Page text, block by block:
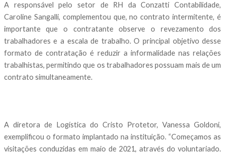
A responsável pelo setor de RH da Conzatti Contabilidade,
Caroline Sangalli, complementou que, no contrato intermitente, é
importante que o contratante observe o revezamento dos
trabalhadores e a escala de trabalho. O principal objetivo desse
formato de contratação é reduzir a informalidade nas relações
trabalhistas, permitindo que os trabalhadores possuam mais de um
contrato simultaneamente.
A diretora de Logística do Cristo Protetor, Vanessa Goldoni,
exemplificou o formato implantado na instituição. “Começamos as
visitações conduzidas em maio de 2021, através do voluntariado.